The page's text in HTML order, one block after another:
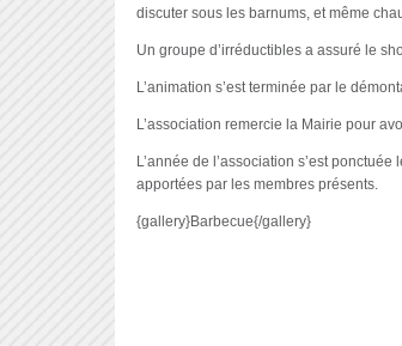
discuter sous les barnums, et même
Un groupe d’irréductibles a assuré le
L’animation s’est terminée par le
L’association remercie la Mairie pour
L’année de l’association s’est
apportées par les membres présents.
{gallery}Barbecue{/gallery}